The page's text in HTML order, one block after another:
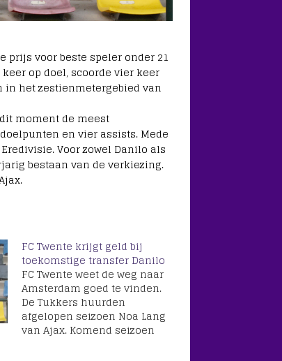
prijs voor beste speler onder 21
op doel, scoorde vier keer
in het zestienmetergebied van
moment de meest
en vier assists. Mede
Voor zowel Danilo als
bestaan van de verkiezing.
FC Twente krijgt geld bij
toekomstige transfer Danilo
FC Twente weet de weg naar
Amsterdam goed te vinden.
De Tukkers huurden
afgelopen seizoen Noa Lang
van Ajax. Komend seizoen